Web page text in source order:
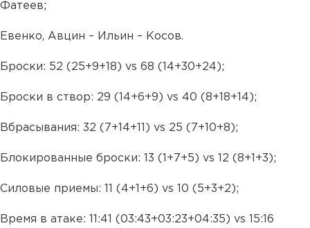
Фатеев;
Евенко, Авцин – Ильин – Косов.
Броски: 52 (25+9+18) vs 68 (14+30+24);
Броски в створ: 29 (14+6+9) vs 40 (8+18+14);
Вбрасывания: 32 (7+14+11) vs 25 (7+10+8);
Блокированные броски: 13 (1+7+5) vs 12 (8+1+3);
Силовые приемы: 11 (4+1+6) vs 10 (5+3+2);
Время в атаке: 11:41 (03:43+03:23+04:35) vs 15:16